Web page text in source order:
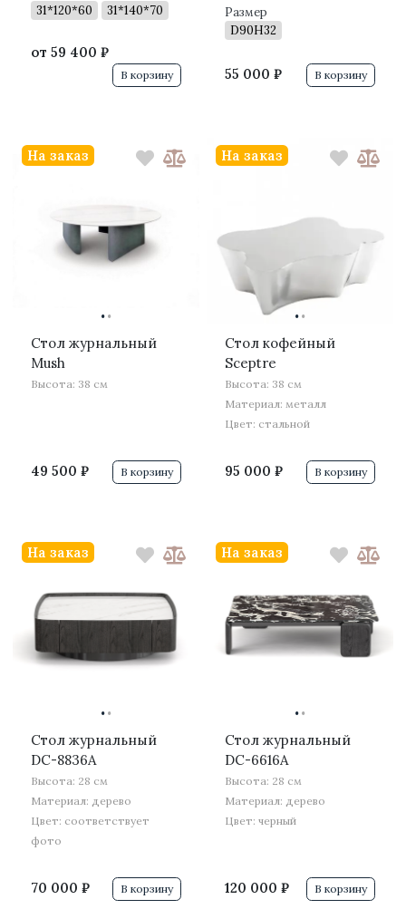
31*120*60
31*140*70
от 59 400 ₽
В корзину
Размер
D90H32
55 000 ₽ В корзину
··
Стол журнальный
Mush
Высота: 38 см
49 500 ₽
На заказ
В корзину
··
Стол кофейный
Sceptre
Высота: 38 см
Материал: металл
Цвет: стальной
95 000 ₽
На заказ
В корзину
··
Стол журнальный
DC-8836A
Высота: 28 см
Материал: дерево
Цвет: соответствует
фото
70 000 ₽
На заказ
В корзину
··
Стол журнальный
DC-6616A
Высота: 28 см
Материал: дерево
Цвет: черный
120 000 ₽
На заказ
В корзину